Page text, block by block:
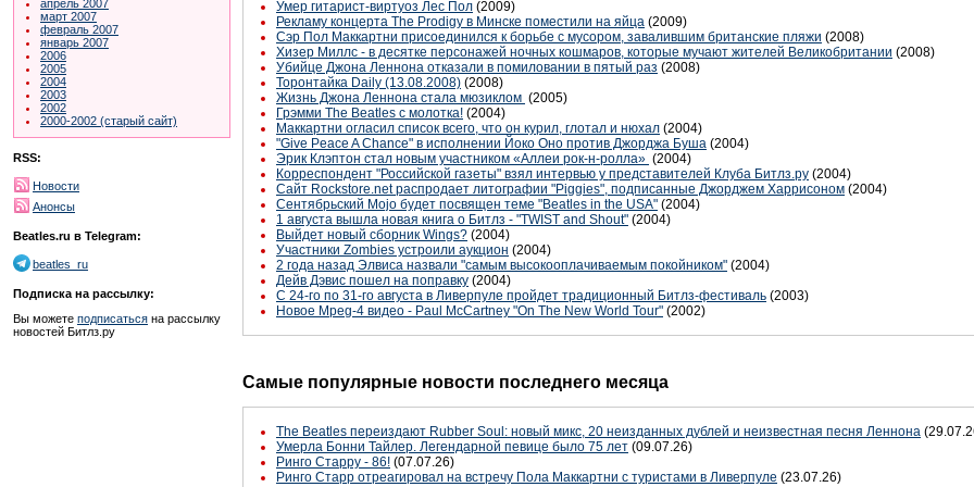
апрель 2007
март 2007
февраль 2007
январь 2007
2006
2005
2004
2003
2002
2000-2002 (старый сайт)
RSS:
Новости
Анонсы
Beatles.ru в Telegram:
beatles_ru
Подписка на рассылку:
Вы можете подписаться на рассылку
новостей Битлз.ру
Умер гитарист-виртуоз Лес Пол (2009)
Рекламу концерта The Prodigy в Минске поместили на яйца (2009)
Сэр Пол Маккартни присоединился к борьбе с мусором, завалившим британские пляжи (2008)
Хизер Миллс - в десятке персонажей ночных кошмаров, которые мучают жителей Великобритании (2008)
Убийце Джона Леннона отказали в помиловании в пятый раз (2008)
Торонтайка Daily (13.08.2008) (2008)
Жизнь Джона Леннона стала мюзиклом (2005)
Грэмми The Beatles с молотка! (2004)
Маккартни огласил список всего, что он курил, глотал и нюхал (2004)
"Give Peace A Chance" в исполнении Йоко Оно против Джорджа Буша (2004)
Эрик Клэптон стал новым участником «Аллеи рок-н-ролла» (2004)
Корреспондент "Российской газеты" взял интервью у представителей Клуба Битлз.ру (2004)
Сайт Rockstore.net распродает литографии "Piggies", подписанные Джорджем Харрисоном (2004)
Сентябрьский Mojo будет посвящен теме "Beatles in the USA" (2004)
1 августа вышла новая книга о Битлз - "TWIST and Shout" (2004)
Выйдет новый сборник Wings? (2004)
Участники Zombies устроили аукцион (2004)
2 года назад Элвиса назвали "самым высокооплачиваемым покойником" (2004)
Дейв Дэвис пошел на поправку (2004)
С 24-го по 31-го августа в Ливерпуле пройдет традиционный Битлз-фестиваль (2003)
Новое Mpeg-4 видео - Paul McCartney "On The New World Tour" (2002)
Самые популярные новости последнего месяца
The Beatles переиздают Rubber Soul: новый микс, 20 неизданных дублей и неизвестная песня Леннона
Умерла Бонни Тайлер. Легендарной певице было 75 лет (09.07.26)
Ринго Старру - 86! (07.07.26)
Ринго Старр отреагировал на встречу Пола Маккартни с туристами в Ливерпуле (23.07.26)